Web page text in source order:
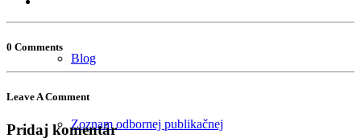
Blog
Zoznam odbornej publikačnej
0 Comments
Leave A Comment
Pridaj komentár